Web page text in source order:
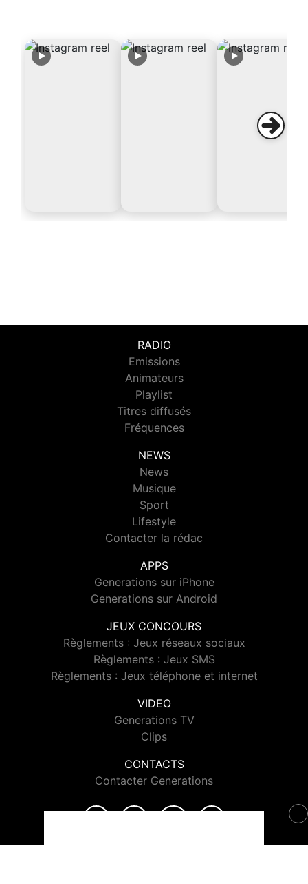
RADIO
Emissions
Animateurs
Playlist
Titres diffusés
Fréquences
NEWS
News
Musique
Sport
Lifestyle
Contacter la rédac
APPS
Generations sur iPhone
Generations sur Android
JEUX CONCOURS
Règlements : Jeux réseaux sociaux
Règlements : Jeux SMS
Règlements : Jeux téléphone et internet
VIDEO
Generations TV
Clips
CONTACTS
Contacter Generations